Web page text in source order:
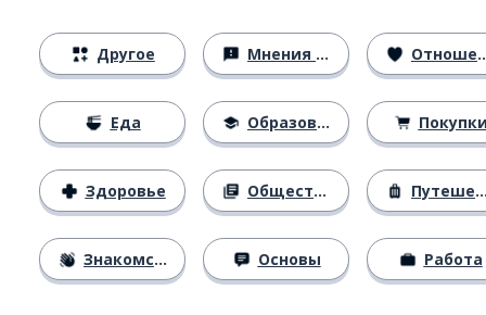
Другое
Еда
Здоровье
Знакомство
Мнения и убеждения
Образование
Общество
Основы
Отношения
Путешествия
Работа